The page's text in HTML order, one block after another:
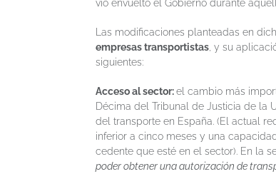
vio envuelto el Gobierno durante
Las modificaciones planteadas en
empresas transportistas , y su
siguientes:
Acceso al sector:el cambio más
Décima del Tribunal de Justicia de la
del transporte en España. (El actual
inferior a cinco meses y una
cedente que esté en el sector). En la
poder obtener una autorización de